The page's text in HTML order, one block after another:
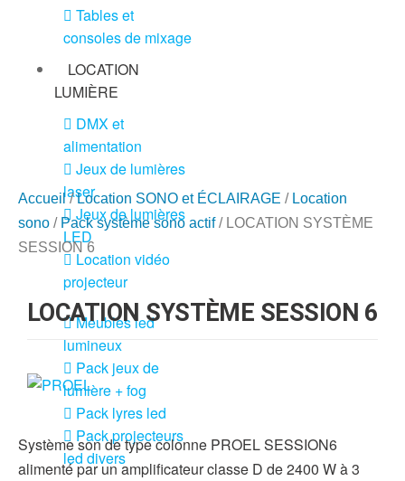
Tables et
consoles de mixage
LOCATION
LUMIÈRE
DMX et
alimentation
Jeux de lumières
laser
Jeux de lumières
LED
Location vidéo
projecteur
Meubles led
lumineux
Pack jeux de
lumière + fog
Pack lyres led
Pack projecteurs
led divers
Accueil/Location SONO et ÉCLAIRAGE / Location
sono / Pack système sono actif/ LOCATION SYSTÈME
SESSION 6
LOCATION SYSTÈME SESSION 6
Système son de type colonne PROEL SESSION6
alimenté par un amplificateur classe D de 2400 W à 3